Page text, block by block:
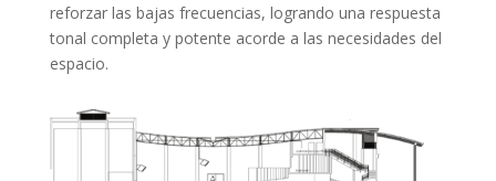
reforzar las bajas frecuencias, logrando una respuesta
tonal completa y potente acorde a las necesidades del
espacio.